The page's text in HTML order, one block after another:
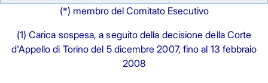
(*) membro del Comitato Esecutivo
(1) Carica sospesa, a seguito della decisione della Corte
d'Appello di Torino del 5 dicembre 2007, fino al 13 febbraio
2008